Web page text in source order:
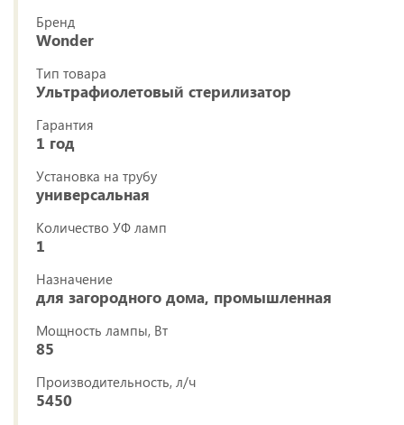
Бренд
Wonder
Тип товара
Ультрафиолетовый стерилизатор
Гарантия
1 год
Установка на трубу
универсальная
Количество УФ ламп
1
Назначение
для загородного дома, промышленная
Мощность лампы, Вт
85
Производительность, л/ч
5450